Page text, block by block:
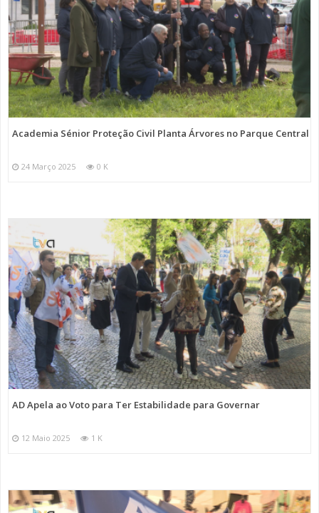
Academia Sénior Proteção Civil Planta Árvores no Parque Central
24 Março 2025 0 K
AD Apela ao Voto para Ter Estabilidade para Governar
12 Maio 2025 1 K